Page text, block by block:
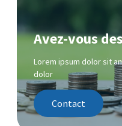
Avez-vous
Lorem ipsum dolor sit
dolor
Contact